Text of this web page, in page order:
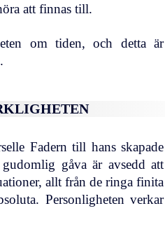
att finnas till.
om tiden, och detta är
Fadern till hans skapade
gåva är avsedd att
allt från de ringa finita
Personligheten verkar